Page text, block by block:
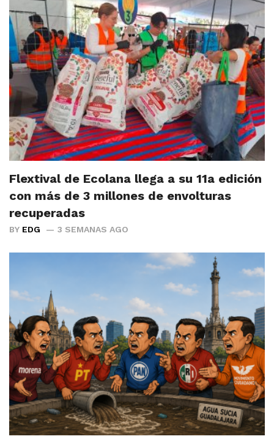
Flextival de Ecolana llega a su 11a edición
con más de 3 millones de envolturas
recuperadas
BY EDG 3 SEMANAS AGO